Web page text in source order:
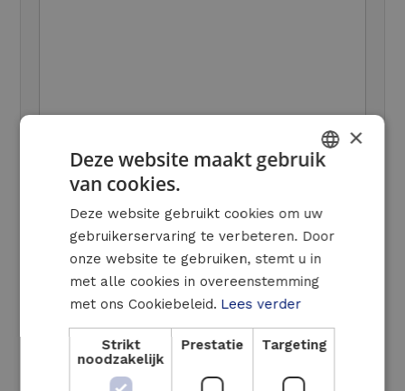
Ja, ik heb interesse in een mobiele
Contacteer mij vrijblijvend
Ja, hou mij op de hoogte van nieuws
over de UPS oplossingen
Privacyverklaring (Verplicht)
Ik geef Luminus Solutions de
toestemming om contact met mij op te
nemen. De informatie in dit
FRENCH
×
Deze website maakt gebruik
van cookies.
Deze website gebruikt cookies om uw
gebruikerservaring te verbeteren. Door
onze website te gebruiken, stemt u in
met alle cookies in overeenstemming
met ons Cookiebeleid. Lees verder
Strikt
noodzakelijk
Prestatie Targeting